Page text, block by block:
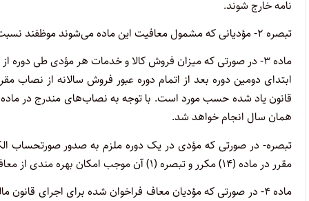
نامه خارج شوند.
تبصره ۲- مؤدیانی که مشمول معافیت این ماده می‌شوند موظفند نسبت به نصب و استفاده از دستگاه کارتخوان اقدام نمایند.
همان سال انجام خواهد شد.
تبصره- در صورتی که مؤدی در یک دوره ملزم به صدور صورتحساب
مقرر در ماده (۱۴) مکرر و تبصره (۱) آن موجب امکان بهره مندی از معافیت موضوع ماده مذکور نمی‌شود.